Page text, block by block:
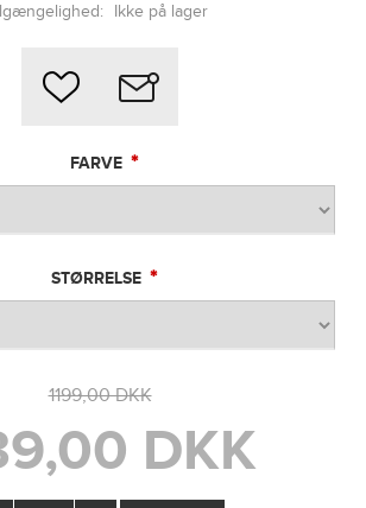
Ikke på lager
FARVE *
STØRRELSE *
1199,00 DKK
DKK